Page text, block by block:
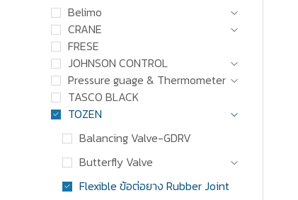
Belimo
CRANE
FRESE
JOHNSON CONTROL
Pressure guage & Thermometer
TASCO BLACK
TOZEN
Balancing Valve-GDRV
Butterfly Valve
Flexible ข้อต่อยาง Rubber Joint